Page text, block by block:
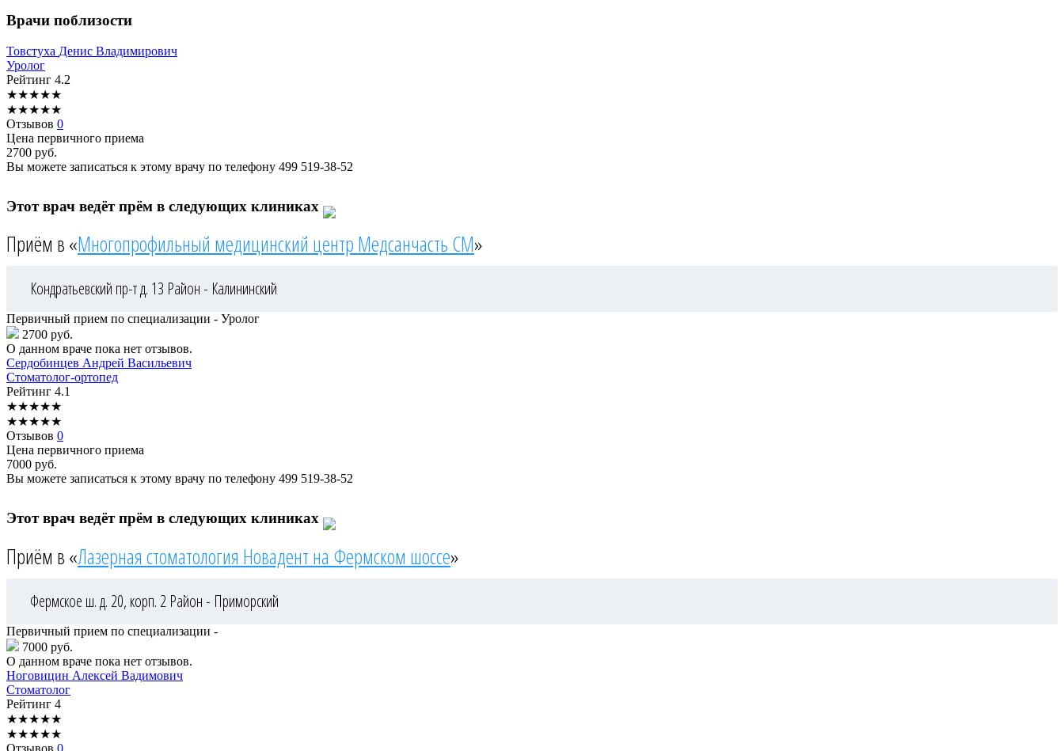
Врачи поблизости
Товстуха Денис Владимирович
Уролог
Рейтинг 4.2
★★★★★
★★★★★
Отзывов 0
Цена первичного приема
2700 руб.
Вы можете записаться к этому врачу по телефону 499 519-38-52
Этот врач ведёт прём в следующих клиниках
Приём в «Многопрофильный медицинский центр Медсанчасть СМ»
Кондратьевский пр-т д. 13 Район - Калининский
Первичный прием по специализации - Уролог
2700 руб.
О данном враче пока нет отзывов.
Сердобинцев Андрей Васильевич
Стоматолог-ортопед
Рейтинг 4.1
★★★★★
★★★★★
Отзывов 0
Цена первичного приема
7000 руб.
Вы можете записаться к этому врачу по телефону 499 519-38-52
Этот врач ведёт прём в следующих клиниках
Приём в «Лазерная стоматология Новадент на Фермском шоссе»
Фермское ш. д. 20, корп. 2 Район - Приморский
Первичный прием по специализации -
7000 руб.
О данном враче пока нет отзывов.
Ноговицин Алексей Вадимович
Стоматолог
Рейтинг 4
★★★★★
★★★★★
Отзывов 0